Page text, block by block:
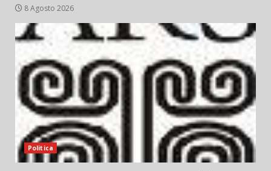
8 Agosto 2026
Politica